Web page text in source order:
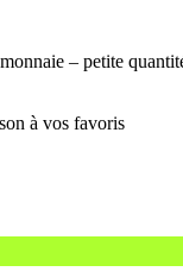
– petite